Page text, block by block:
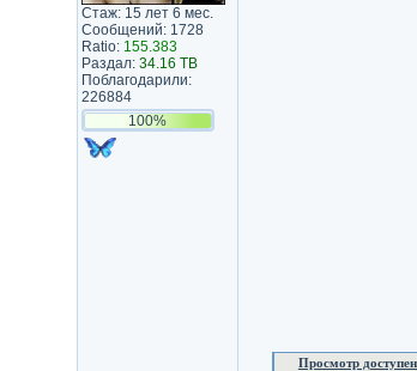
Стаж: 15 лет 6 мес.
Сообщений: 1728
Ratio: 155.383
Раздал: 34.16 TB
Поблагодарили:
226884
100%
Просмотр